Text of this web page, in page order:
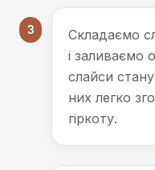
3
Складаємо
і заливаємо
слайси
них легко
гіркоту.